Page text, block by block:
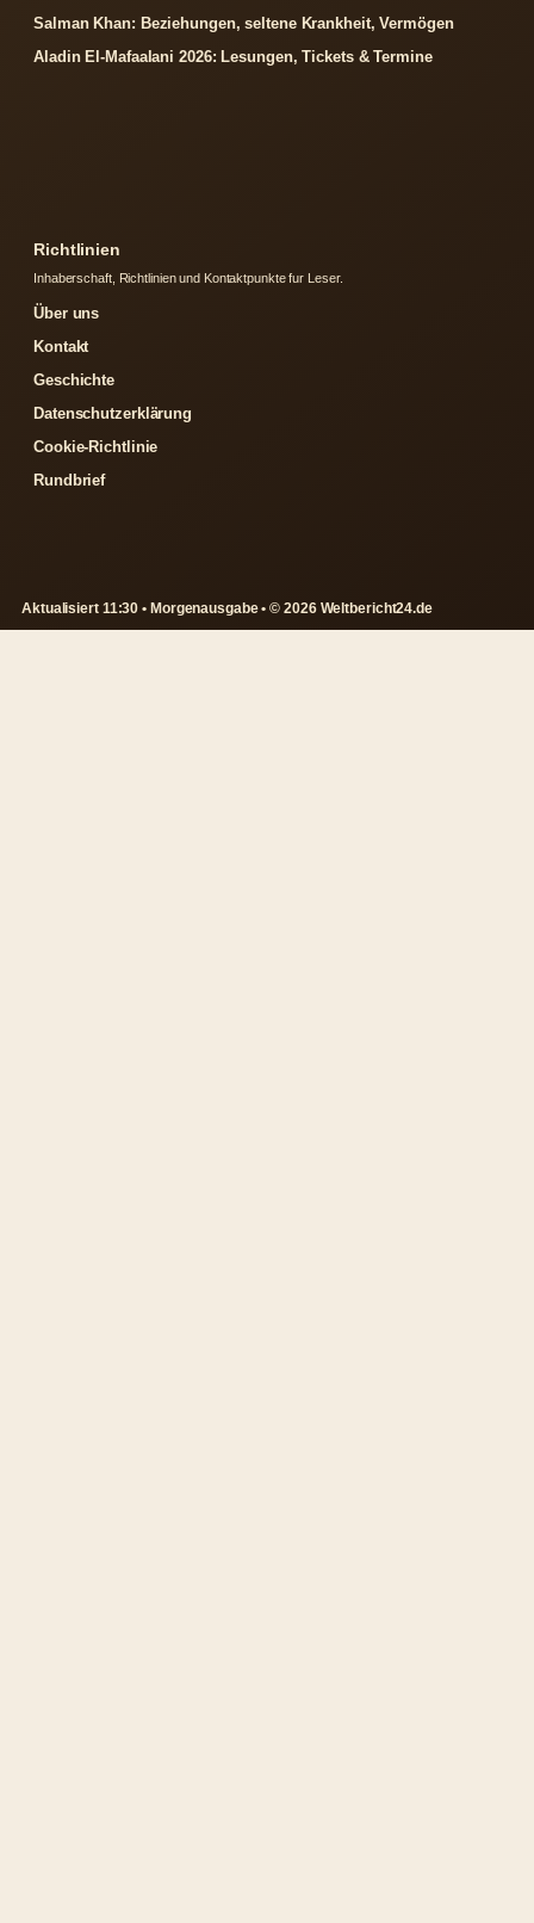
Salman Khan: Beziehungen, seltene Krankheit, Vermögen
Aladin El-Mafaalani 2026: Lesungen, Tickets & Termine
Richtlinien
Inhaberschaft, Richtlinien und Kontaktpunkte fur Leser.
Über uns
Kontakt
Geschichte
Datenschutzerklärung
Cookie-Richtlinie
Rundbrief
Aktualisiert 11:30 • Morgenausgabe • © 2026 Weltbericht24.de